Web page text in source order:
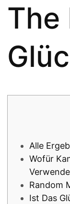
The
Alle
Wofür
Random
Ist Das